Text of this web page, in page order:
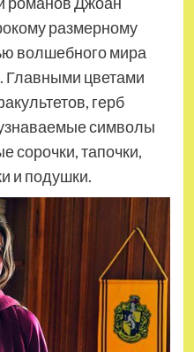
размерному
волшебного мира
Главными цветами
герб
символы
сорочки, тапочки,
и подушки.